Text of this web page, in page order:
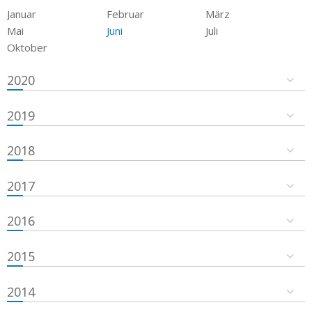
Januar Februar
März
Mai
Juni
Juli
Oktober
2020
2019
2018
2017
2016
2015
2014